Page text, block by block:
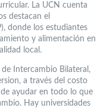
La UCN cuenta
destacan el
donde los estudiantes
y alimentación en
local.
Intercambio Bilateral,
a través del costo
de ayudar en todo lo que
Hay universidades